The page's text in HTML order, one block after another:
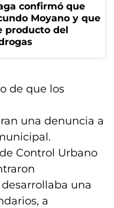
confirmó que
Moyano y que
producto del
de que los
una denuncia a
Control Urbano
una
a